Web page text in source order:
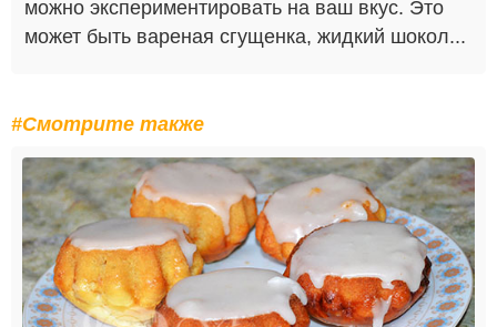
можно экспериментировать на ваш вкус. Это
может быть вареная сгущенка, жидкий шокол...
#Смотрите также